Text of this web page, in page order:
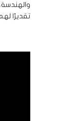
تقديرًا